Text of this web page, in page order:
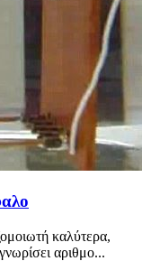
καλύτερα,
αριθμο...